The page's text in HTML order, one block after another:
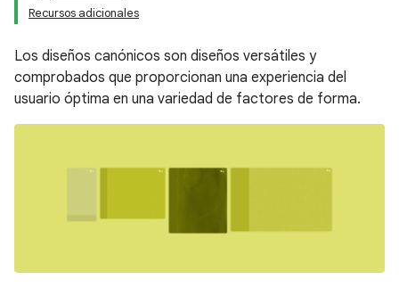
Recursos adicionales
Los diseños canónicos son diseños versátiles y
comprobados que proporcionan una experiencia del
usuario óptima en una variedad de factores de forma.